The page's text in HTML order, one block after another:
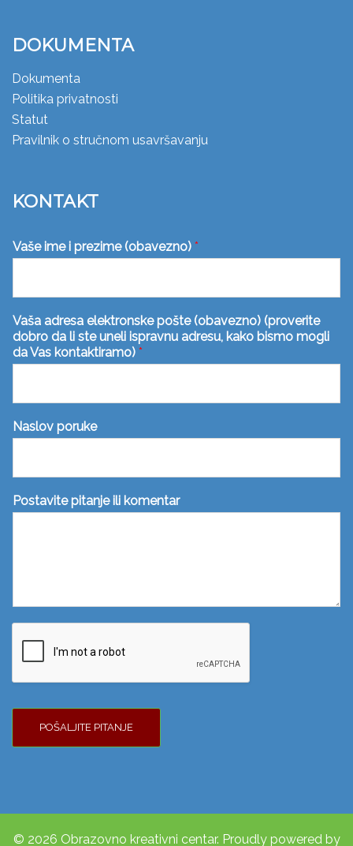
DOKUMENTA
Dokumenta
Politika privatnosti
Statut
Pravilnik o stručnom usavršavanju
KONTAKT
Vaše ime i prezime (obavezno) *
Vaša adresa elektronske pošte (obavezno) (proverite
dobro da li ste uneli ispravnu adresu, kako bismo mogli
da Vas kontaktiramo) *
Naslov poruke
Postavite pitanje ili komentar
POŠALJITE PITANJE
© 2026 Obrazovno kreativni centar. Proudly powered by